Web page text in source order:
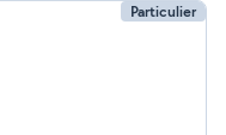
Particulier